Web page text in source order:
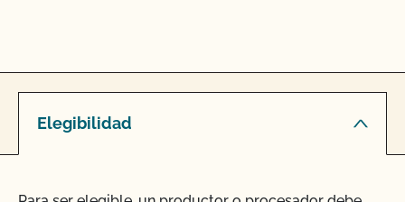
Elegibilidad